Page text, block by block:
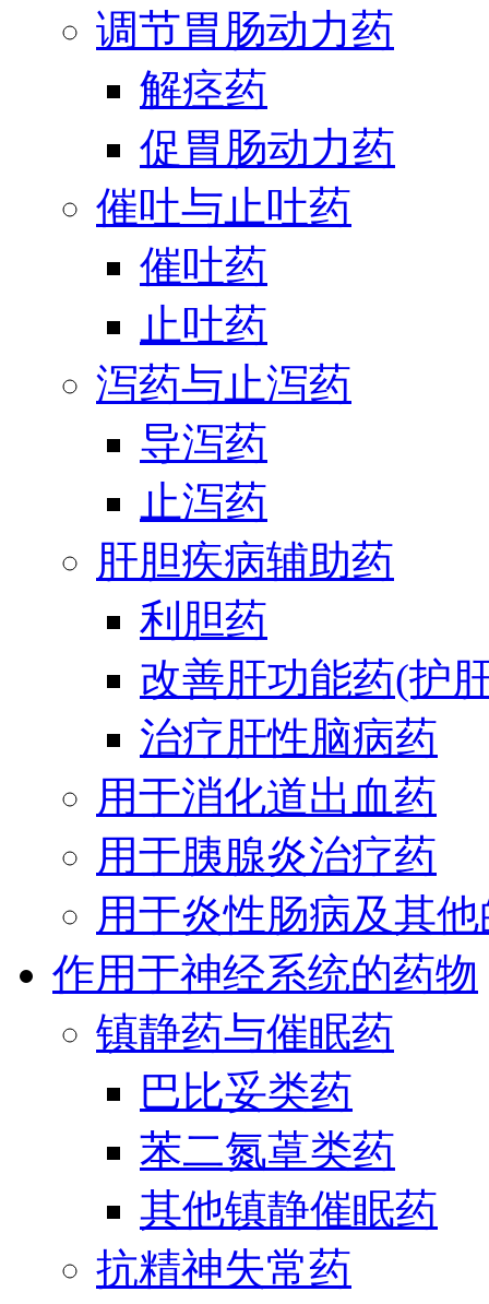
调节胃肠动力药
解痉药
促胃肠动力药
催吐与止吐药
催吐药
止吐药
泻药与止泻药
导泻药
止泻药
肝胆疾病辅助药
利胆药
改善肝功能药(护
治疗肝性脑病药
用于消化道出血药
用于胰腺炎治疗药
用于炎性肠病及其
作用于神经系统的药物
镇静药与催眠药
巴比妥类药
苯二氮䓬类药
其他镇静催眠药
抗精神失常药